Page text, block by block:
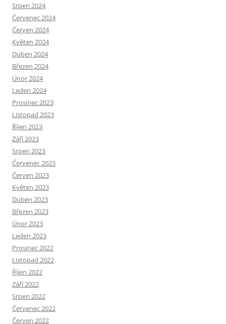
Srpen 2024
Červenec 2024
Červen 2024
Květen 2024
Duben 2024
Březen 2024
Únor 2024
Leden 2024
Prosinec 2023
Listopad 2023
Říjen 2023
Září 2023
Srpen 2023
Červenec 2023
Červen 2023
Květen 2023
Duben 2023
Březen 2023
Únor 2023
Leden 2023
Prosinec 2022
Listopad 2022
Říjen 2022
Září 2022
Srpen 2022
Červenec 2022
Červen 2022